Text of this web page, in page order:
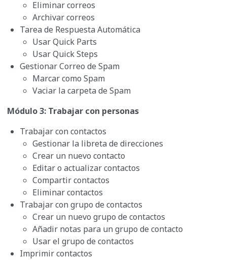
Eliminar correos
Archivar correos
Tarea de Respuesta Automática
Usar Quick Parts
Usar Quick Steps
Gestionar Correo de Spam
Marcar como Spam
Vaciar la carpeta de Spam
Módulo 3: Trabajar con personas
Trabajar con contactos
Gestionar la libreta de direcciones
Crear un nuevo contacto
Editar o actualizar contactos
Compartir contactos
Eliminar contactos
Trabajar con grupo de contactos
Crear un nuevo grupo de contactos
Añadir notas para un grupo de contacto
Usar el grupo de contactos
Imprimir contactos